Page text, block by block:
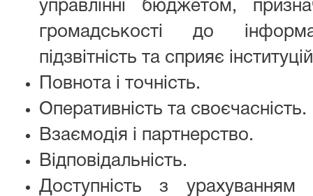
управлінні бюджетом,
громадськості до
підзвітність та сприяє
Повнота і точність.
Оперативність та своєчасність.
Взаємодія і партнерство.
Відповідальність.
Доступність з урахуванням